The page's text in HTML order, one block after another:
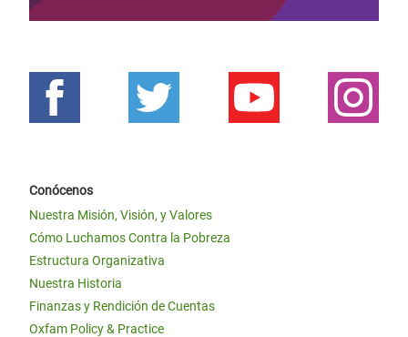
Conócenos
Nuestra Misión, Visión, y Valores
Cómo Luchamos Contra la Pobreza
Estructura Organizativa
Nuestra Historia
Finanzas y Rendición de Cuentas
Oxfam Policy & Practice